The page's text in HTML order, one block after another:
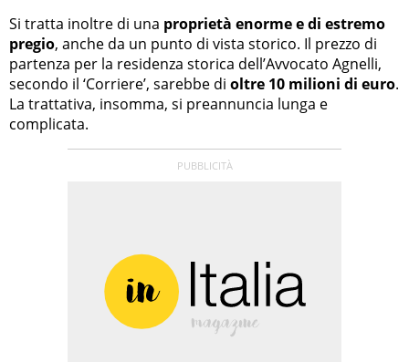
Si tratta inoltre di una proprietà enorme e di estremo
pregio, anche da un punto di vista storico. Il prezzo di
partenza per la residenza storica dell’Avvocato Agnelli,
secondo il ‘Corriere’, sarebbe di oltre 10 milioni di euro.
La trattativa, insomma, si preannuncia lunga e
complicata.